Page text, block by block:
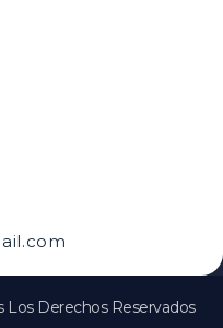
Los Derechos Reservados